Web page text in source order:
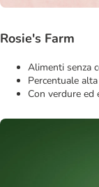
Rosie's Farm
Alimenti senza
Percentuale
Con verdure ed